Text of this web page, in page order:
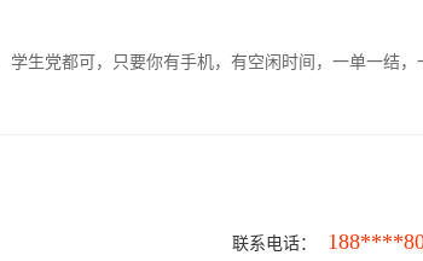
学生党都可，只要你有手机，有空闲时间，一单一结
联系电话：